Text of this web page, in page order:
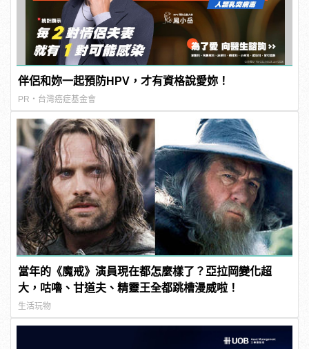
伴侶和妳一起預防HPV，才有資格說愛妳！
PR・台灣癌症基金會
當年的《魔戒》演員現在都怎麼樣了？亞拉岡變化超
大，咕嚕、甘道夫、精靈王全都跳槽漫威啦！
生活玩物